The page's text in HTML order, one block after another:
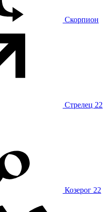
Скорпион
Стрелец 22
Козерог 22